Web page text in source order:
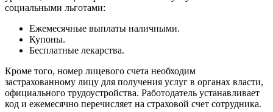
социальными льготами:
Ежемесячные выплаты наличными.
Купоны.
Бесплатные лекарства.
Кроме того, номер лицевого счета необходим
застрахованному лицу для получения услуг в органах власти,
официального трудоустройства. Работодатель устанавливает
код и ежемесячно перечисляет на страховой счет сотрудника.